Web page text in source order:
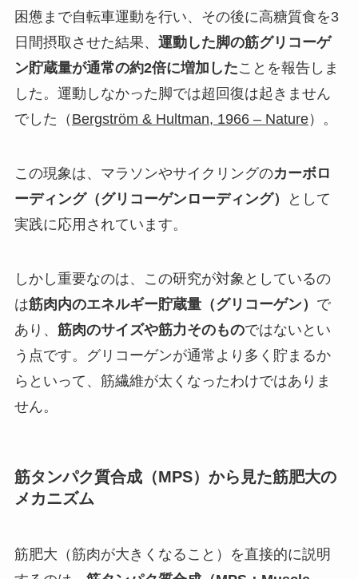
困憊まで自転車運動を行い、その後に高糖質食を3
日間摂取させた結果、 運動した脚の筋グリコーゲ
ン貯蔵量が通常の約2倍に増加したことを報告しま
した。運動しなかった脚では超回復は起きません
でした（ Bergström & Hultman, 1966 – Nature）。
この現象は、マラソンやサイクリングのカーボロ
ーディング（グリコーゲンローディング）
として
実践に応用されています。
しかし重要なのは、この研究が対象としているの
は筋肉内のエネルギー貯蔵量（グリコーゲン） で
あり、 筋肉のサイズや筋力そのものではないとい
う点です。グリコーゲンが通常より多く貯まるか
らといって、筋繊維が太くなったわけではありま
せん。
筋タンパク質合成（MPS）から見た筋肥大の
メカニズム
筋肥大（筋肉が大きくなること）を直接的に説明